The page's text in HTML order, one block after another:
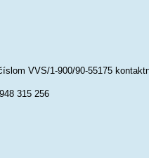
VVS/1-900/90-55175
315 256